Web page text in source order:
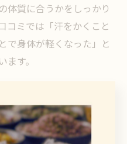
体質に合うかをしっかり
コミでは「汗をかくこと
で身体が軽くなった」と
す。
モ発汗入浴法
浴剤のラインナップが
トア おすすめ」などの